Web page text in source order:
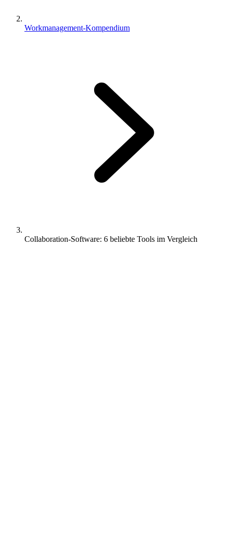
Workmanagement-Kompendium
Collaboration-Software: 6 beliebte Tools im Vergleich